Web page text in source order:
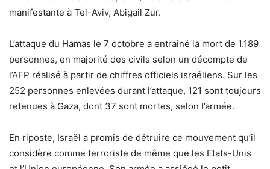
manifestante à Tel-Aviv, Abigail Zur.
L’attaque du Hamas le 7 octobre a entraîné la mort de 1.189
personnes, en majorité des civils selon un décompte de
l’AFP réalisé à partir de chiffres officiels israéliens. Sur les
252 personnes enlevées durant l’attaque, 121 sont toujours
retenues à Gaza, dont 37 sont mortes, selon l’armée.
En riposte, Israël a promis de détruire ce mouvement qu’il
considère comme terroriste de même que les Etats-Unis